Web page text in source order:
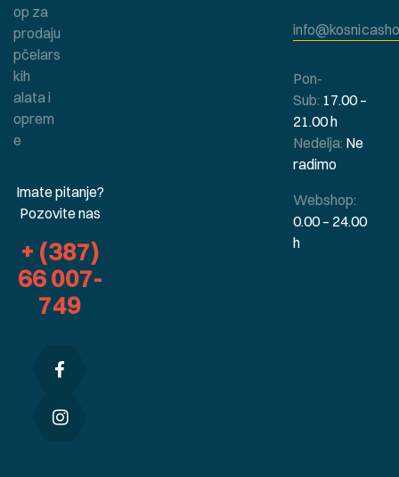
op za
prodaju
pčelars
kih
alata i
oprem
e
Imate pitanje?
Pozovite nas
+ (387)
66 007-
749
Pon-
Sub: 17.00 –
21.00 h
Nedelja: Ne
radimo
Webshop:
0.00 – 24.00
h